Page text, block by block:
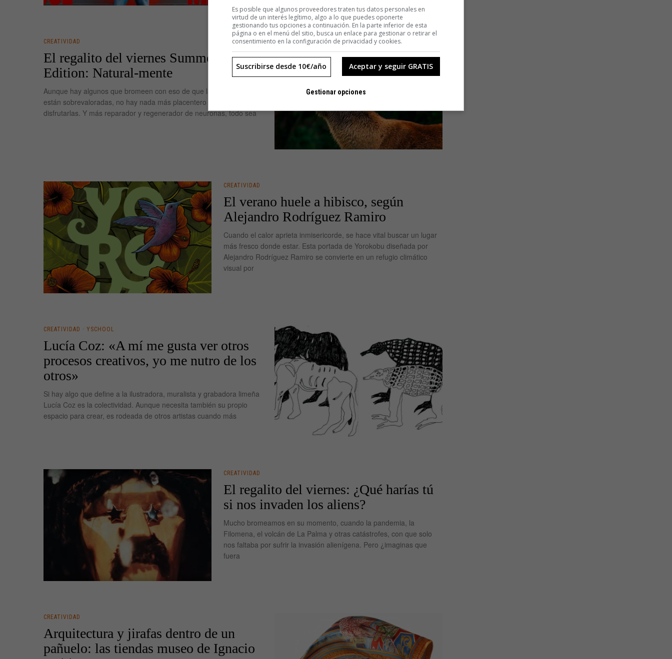
CREATIVIDAD
El regalito del viernes Summer
Edition: Natural-mente
Aunque hay algunos que bromeen con eso de que las vacaciones
están sobrevaloradas, no hay nada más placentero en la vida que
disfrutarlas. Y más reparador y regenerador de neuronas, todo sea
CREATIVIDAD
El verano huele a hibisco, según
Alejandro Rodríguez Ramiro
Cuando el calor aprieta inmisericorde, se hace vital buscar un lugar
más fresco donde estar. Esta portada de Yorokobu diseñada por
Alejandro Rodríguez Ramiro se convierte en un refugio climático
visual por
CREATIVIDAD · YSCHOOL
Lucía Coz: «A mí me gusta ver otros
procesos creativos, yo me nutro de los
otros»
Si hay algo que define a la ilustradora, muralista y grabadora limeña
Lucía Coz es la colectividad. Aunque necesita también su propio
espacio para crear, es rodeada de otros artistas cuando más
CREATIVIDAD
El regalito del viernes: ¿Qué harías tú
si nos invaden los aliens?
Mucho bromeamos en su momento, cuando la pandemia, la
Filomena, el volcán de La Palma y otras catástrofes, con que solo
nos faltaba por sufrir la invasión alienígena. Pero ¿imaginas que
fuera
CREATIVIDAD
Arquitectura y jirafas dentro de un
pañuelo: las tiendas museo de Ignacio
Es posible que algunos proveedores traten tus datos personales en
virtud de un interés legítimo, algo a lo que puedes oponerte
gestionando tus opciones a continuación. En la parte inferior de esta
página o en el menú del sitio, busca un enlace para gestionar o retirar el
consentimiento en la configuración de privacidad y cookies.
Aceptar y seguir GRATIS
Suscribirse desde 10€/año
Gestionar opciones